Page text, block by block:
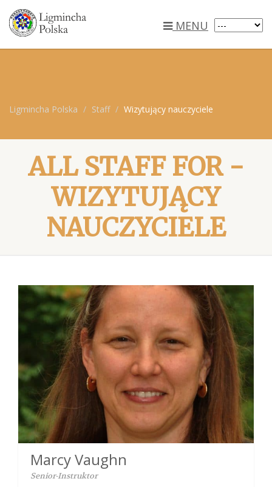
MENU
Ligmincha Polska Staff Wizytujący nauczyciele
ALL STAFF FOR -
WIZYTUJĄCY
NAUCZYCIELE
Marcy Vaughn
Senior-Instruktor